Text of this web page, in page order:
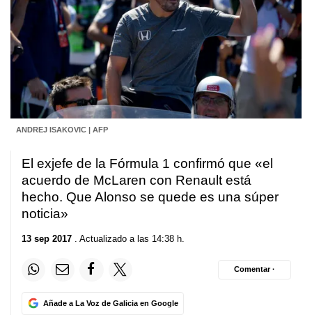
ANDREJ ISAKOVIC | AFP
El exjefe de la Fórmula 1 confirmó que «el
acuerdo de McLaren con Renault está
hecho. Que Alonso se quede es una súper
noticia»
13 sep 2017 . Actualizado a las 14:38 h.
Añade a La Voz de Galicia en Google
Comentar ·